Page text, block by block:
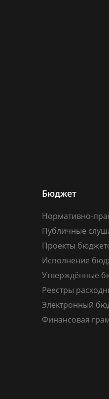
Бюджет
Нормативно-
Публичные
Проекты
Исполнение
Утверждённые
Реестры
Электронный
Финансовая